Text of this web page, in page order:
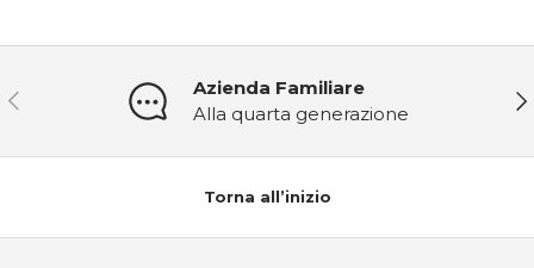
Indietro
Azienda Familiare
Alla quarta generazione
Torna all’inizio